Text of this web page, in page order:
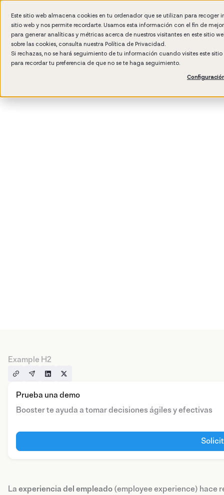
Este sitio web almacena cookies en tu ordenador que se utilizan para
sitio web y nos permite recordarte. Usamos esta información con el fin de
para generar analíticas y métricas acerca de nuestros visitantes en este sitio
sobre las cookies, consulta nuestra Política de Privacidad.
Si rechazas, no se hará seguimiento de tu información cuando visites este
para recordar tu preferencia de que no se te haga seguimiento.
Example H2
Prueba una demo
Booster te ayuda a tomar decisiones ágiles y efectivas
La experiencia del empleado (employee experience) hace